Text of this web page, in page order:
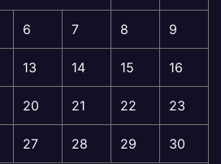
6 7 8 9
13 14 15 16
20 21 22 23
27 28 29 30